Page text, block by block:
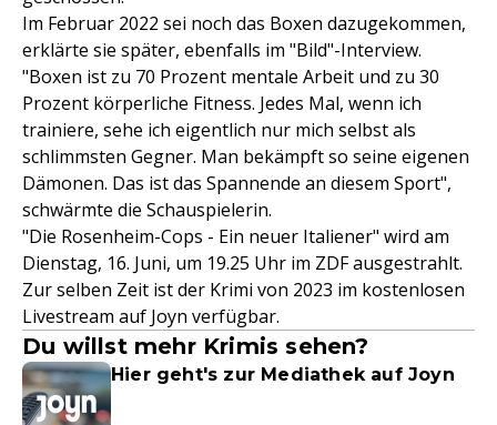
Im Februar 2022 sei noch das Boxen dazugekommen,
erklärte sie später, ebenfalls im "Bild"-Interview.
"Boxen ist zu 70 Prozent mentale Arbeit und zu 30
Prozent körperliche Fitness. Jedes Mal, wenn ich
trainiere, sehe ich eigentlich nur mich selbst als
schlimmsten Gegner. Man bekämpft so seine eigenen
Dämonen. Das ist das Spannende an diesem Sport",
schwärmte die Schauspielerin.
"Die Rosenheim-Cops - Ein neuer Italiener" wird am
Dienstag, 16. Juni, um 19.25 Uhr im ZDF ausgestrahlt.
Zur selben Zeit ist der Krimi von 2023 im kostenlosen
Livestream auf Joyn verfügbar.
Du willst mehr Krimis sehen?
Hier geht's zur Mediathek auf Joyn